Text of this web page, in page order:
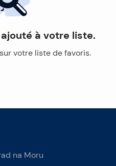
à votre liste.
votre liste de favoris.
na Moru